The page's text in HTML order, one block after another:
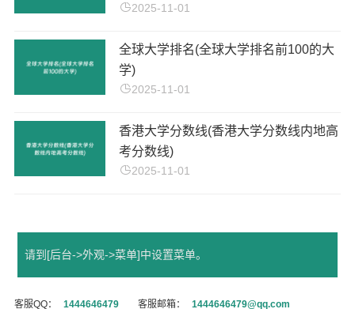
2025-11-01
全球大学排名(全球大学排名前100的大
学)
2025-11-01
香港大学分数线(香港大学分数线内地高
考分数线)
2025-11-01
请到[后台->外观->菜单]中设置菜单。
客服QQ： 1444646479 客服邮箱： 1444646479@qq.com